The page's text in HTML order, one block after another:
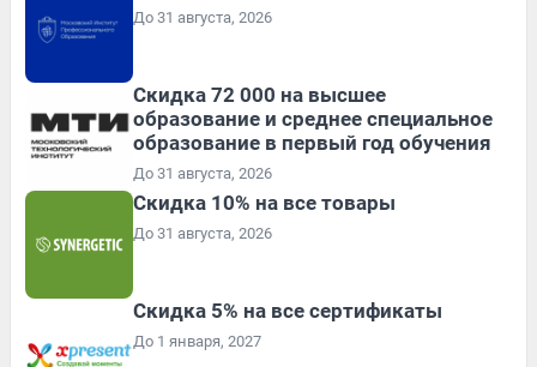
До 31 августа, 2026
Скидка 72 000 на высшее
образование и среднее специальное
образование в первый год обучения
До 31 августа, 2026
Скидка 10% на все товары
До 31 августа, 2026
Скидка 5% на все сертификаты
До 1 января, 2027